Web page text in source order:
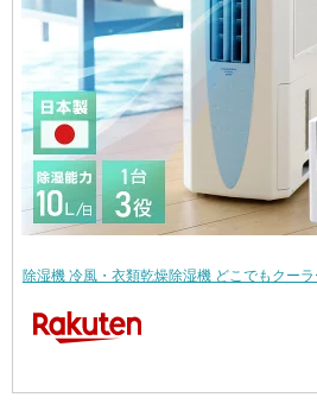
除湿機 冷風・衣類乾燥除湿機 どこでもクー